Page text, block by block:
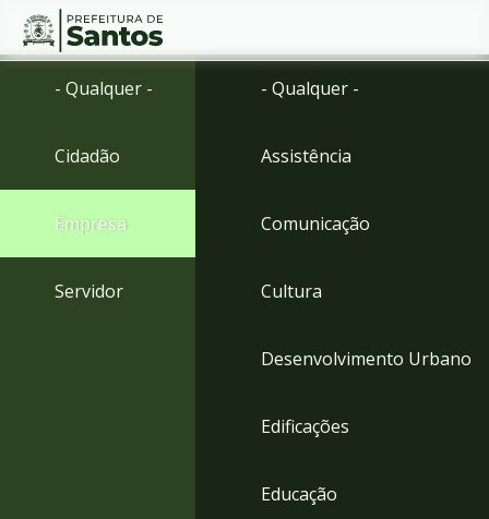
Ir
Ir
menu
Conteúdo
- Qualquer -
Cidadão
Empresa
Servidor
- Qualquer -
Assistência
Comunicação
Cultura
Desenvolvimento Urbano
Edificações
Educação